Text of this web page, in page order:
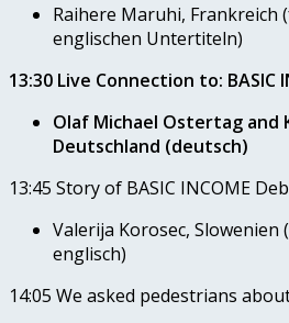
Raihere Maruhi, Frankreich
englischen Untertiteln)
13:30 Live Connection to: BASIC
Olaf Michael Ostertag and
Deutschland (deutsch)
13:45 Story of BASIC INCOME
Valerija Korosec, Slowenien
englisch)
14:05 We asked pedestrians